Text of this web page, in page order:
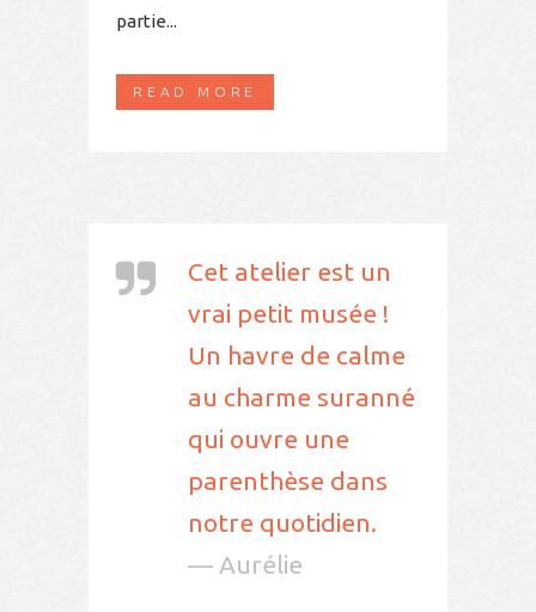
partie...
READ MORE
Cet atelier est un
vrai petit musée !
Un havre de calme
au charme suranné
qui ouvre une
parenthèse dans
notre quotidien.
— Aurélie